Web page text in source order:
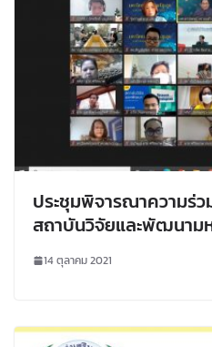
ประชุมพิจารณาความร่ว
สถาบันวิจัยและพัฒนาม
14 ตุลาคม 2021